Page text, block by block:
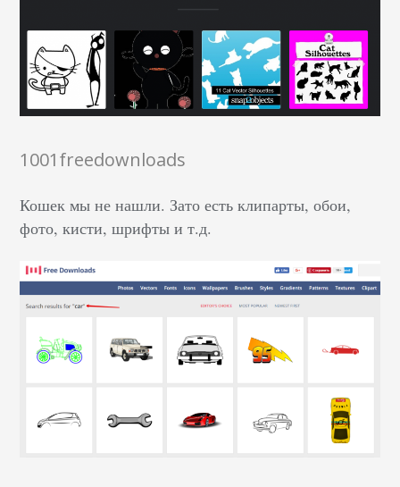
1001freedownloads
Кошек мы не нашли. Зато есть клипарты, обои,
фото, кисти, шрифты и т.д.